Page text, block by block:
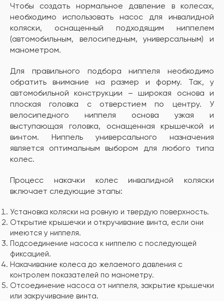
Чтобы создать нормальное давление в колесах,
необходимо использовать насос для инвалидной
коляски, оснащенный подходящим ниппелем
(автомобильным, велосипедным, универсальным) и
манометром.
Для правильного подбора ниппеля необходимо
обратить внимание на размер и форму. Так, у
автомобильной конструкции – широкая основа и
плоская головка с отверстием по центру. У
велосипедного ниппеля основа узкая и
выступающая головка, оснащенная крышечкой и
винтом. Ниппель универсального назначения
является оптимальным выбором для любого типа
колес.
Процесс накачки колес инвалидной коляски
включает следующие этапы:
Установка коляски на ровную и твердую поверхность.
Открытие крышечки и откручивание винта, если они
имеются у ниппеля.
Подсоединение насоса к ниппелю с последующей
фиксацией.
Накачивание колеса до желаемого давления с
контролем показателей по манометру.
Отсоединение насоса от ниппеля, закрытие крышечки
или закручивание винта.